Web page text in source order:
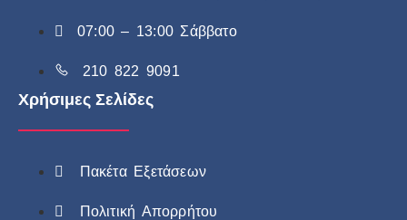
07:00 – 13:00 Σάββατο
210 822 9091
Χρήσιμες Σελίδες
Πακέτα Εξετάσεων
Πολιτική Απορρήτου